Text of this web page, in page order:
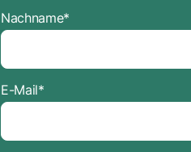
Nachname*
E-Mail*